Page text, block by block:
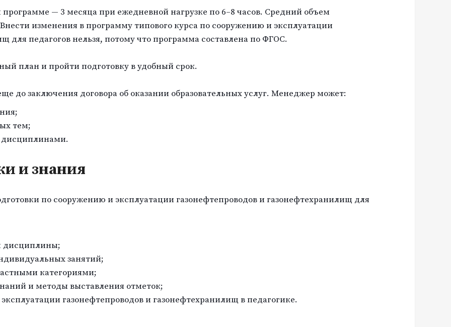
— 3 месяца при ежедневной нагрузке по 6–8 часов. Средний объем
изменения в программу типового курса по сооружению и эксплуатации
для педагогов нельзя, потому что программа составлена по ФГОС.
план и пройти подготовку в удобный срок.
до заключения договора об оказании образовательных услуг. Менеджер может:
тем;
и знания
по сооружению и эксплуатации газонефтепроводов и газонефтехранилищ для
дисциплины;
занятий;
категориями;
и методы выставления отметок;
газонефтепроводов и газонефтехранилищ в педагогике.